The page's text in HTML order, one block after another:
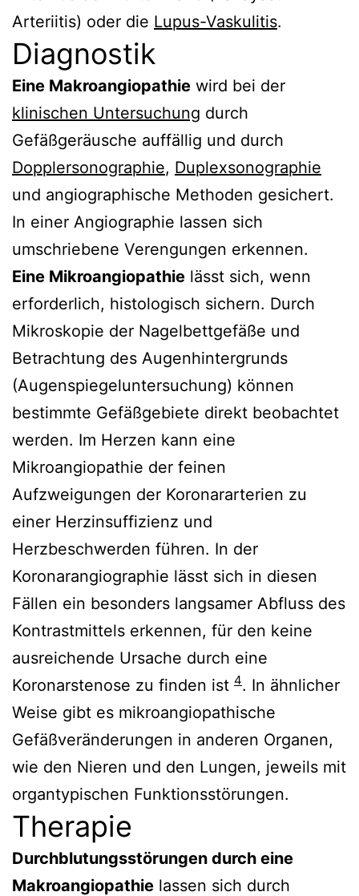
Arteriitis) oder die Lupus-Vaskulitis.
Diagnostik
Eine Makroangiopathie wird bei der
klinischen Untersuchung durch
Gefäßgeräusche auffällig und durch
Dopplersonographie, Duplexsonographie
und angiographische Methoden gesichert.
In einer Angiographie lassen sich
umschriebene Verengungen erkennen.
Eine Mikroangiopathie lässt sich, wenn
erforderlich, histologisch sichern. Durch
Mikroskopie der Nagelbettgefäße und
Betrachtung des Augenhintergrunds
(Augenspiegeluntersuchung) können
bestimmte Gefäßgebiete direkt beobachtet
werden. Im Herzen kann eine
Mikroangiopathie der feinen
Aufzweigungen der Koronararterien zu
einer Herzinsuffizienz und
Herzbeschwerden führen. In der
Koronarangiographie lässt sich in diesen
Fällen ein besonders langsamer Abfluss des
Kontrastmittels erkennen, für den keine
ausreichende Ursache durch eine
Koronarstenose zu finden ist 4. In ähnlicher
Weise gibt es mikroangiopathische
Gefäßveränderungen in anderen Organen,
wie den Nieren und den Lungen, jeweils mit
organtypischen Funktionsstörungen.
Therapie
Durchblutungsstörungen durch eine
Makroangiopathie lassen sich durch